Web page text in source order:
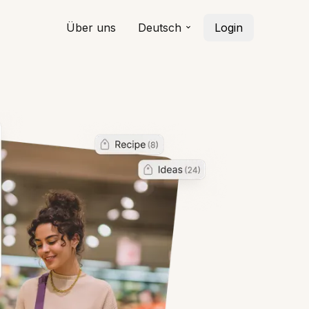
Über uns Deutsch Login